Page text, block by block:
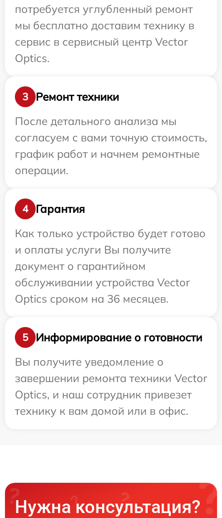
потребуется углубленный ремонт
мы бесплатно доставим технику в
сервис в сервисный центр Vector
Optics.
3
Ремонт техники
После детального анализа мы
согласуем с вами точную стоимость,
график работ и начнем ремонтные
операции.
4
Гарантия
Как только устройство будет готово
и оплаты услуги Вы получите
документ о гарантийном
обслуживании устройства Vector
Optics сроком на 36 месяцев.
5
Информирование о готовности
Вы получите уведомление о
завершении ремонта техники Vector
Optics, и наш сотрудник привезет
технику к вам домой или в офис.
Нужна консультация?